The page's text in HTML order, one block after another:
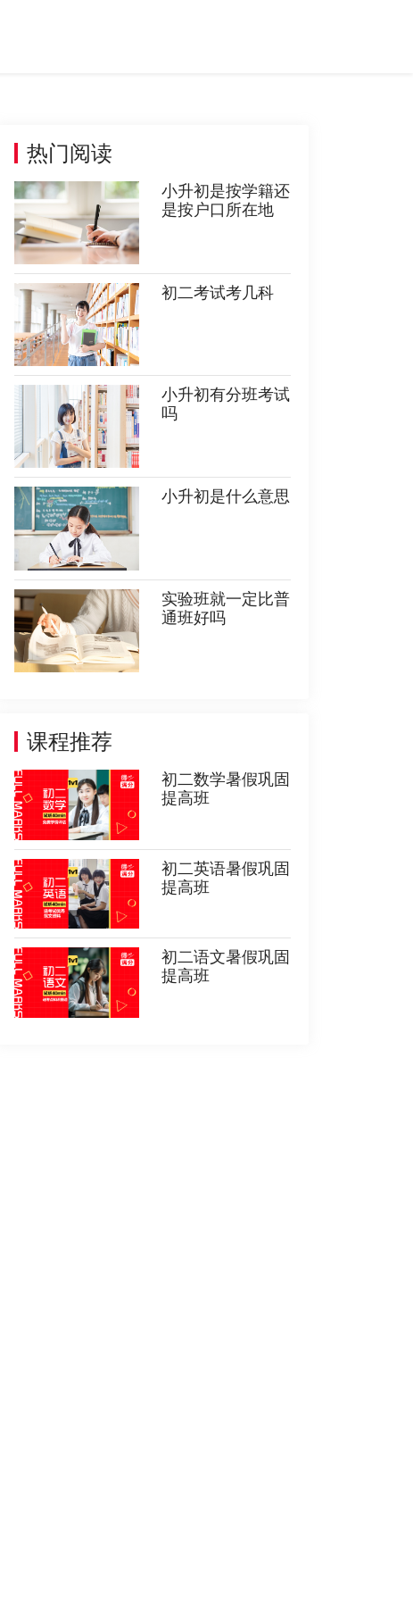
热门阅读
小升初是按学籍还
是按户口所在地
初二考试考几科
小升初有分班考试
吗
小升初是什么意思
实验班就一定比普
通班好吗
课程推荐
初二数学暑假巩固
提高班
初二英语暑假巩固
提高班
初二语文暑假巩固
提高班